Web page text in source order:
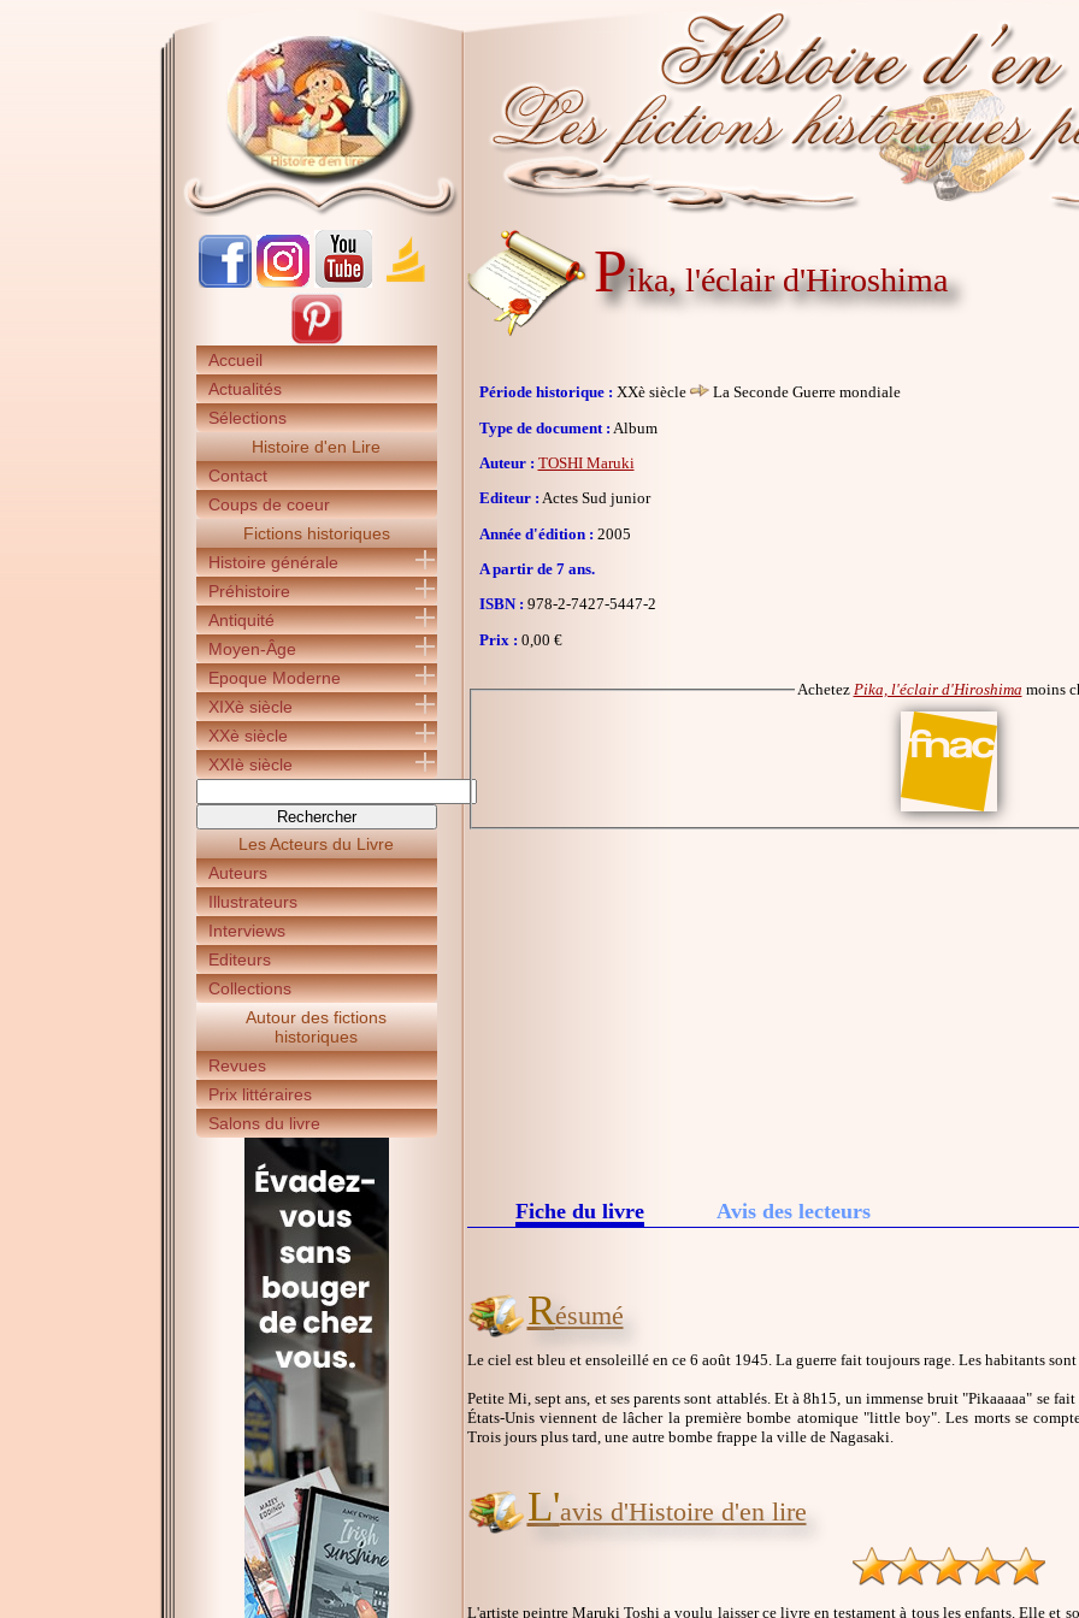
Accueil
Actualités
Sélections
Histoire d'en Lire
Contact
Coups de coeur
Fictions historiques
Histoire générale
Préhistoire
Antiquité
Moyen-Âge
Epoque Moderne
XIXè siècle
XXè siècle
XXIè siècle
Les Acteurs du Livre
Auteurs
Illustrateurs
Interviews
Editeurs
Collections
Autour des fictions
historiques
Revues
Prix littéraires
Salons du livre
Pika, l'éclair d'Hiroshima
Période historique : XXè siècle
La Seconde Guerre mondiale
Type de document : Album
Auteur : TOSHI Maruki
Editeur : Actes Sud junior
Année d'édition : 2005
A partir de 7 ans.
ISBN : 978-2-7427-5447-2
Prix : 0,00 €
Achetez Pika, l'éclair d'Hiroshima moins
Fiche du livre Avis des lecteurs
Résumé
Le ciel est bleu et ensoleillé en ce 6 août 1945. La guerre fait toujours rage. Les habitants
Petite Mi, sept ans, et ses parents sont attablés. Et à 8h15, un immense bruit "Pikaaaaa" se
États-Unis viennent de lâcher la première bombe atomique "little boy". Les morts se
Trois jours plus tard, une autre bombe frappe la ville de Nagasaki.
L'avis d'Histoire d'en lire
L'artiste peintre Maruki Toshi a voulu laisser ce livre en testament à tous les enfants. Elle et